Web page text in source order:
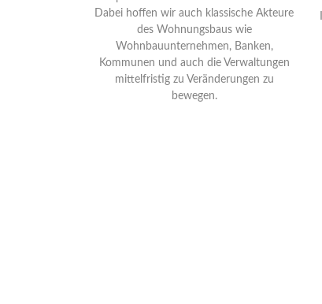
Dabei hoffen wir auch klassische Akteure
des Wohnungsbaus wie
Wohnbauunternehmen, Banken,
Kommunen und auch die Verwaltungen
mittelfristig zu Veränderungen zu
bewegen.